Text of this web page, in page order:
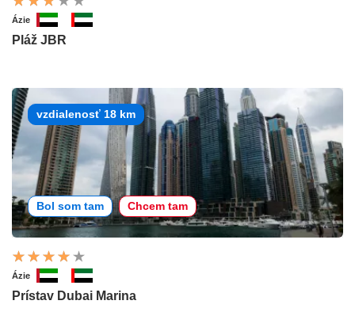
Ázie
Pláž JBR
vzdialenosť 18 km
Bol som tam Chcem tam
Ázie
Prístav Dubai Marina